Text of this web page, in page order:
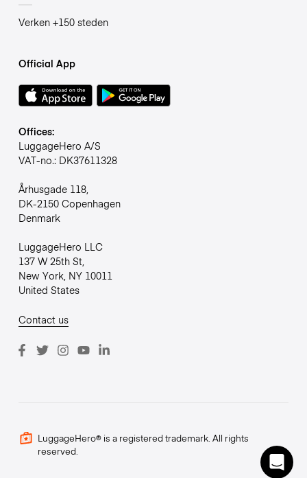
Verken +150 steden
Official App
Offices:
LuggageHero A/S
VAT-no.: DK37611328
Århusgade 118,
DK-2150 Copenhagen
Denmark
LuggageHero LLC
137 W 25th St,
New York, NY 10011
United States
Contact us
LuggageHero® is a registered trademark. All rights
reserved.